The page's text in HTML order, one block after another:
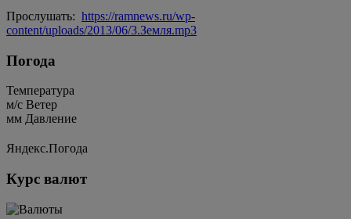
Прослушать: https://ramnews.ru/wp-
content/uploads/2013/06/3.Земля.mp3
Погода
Температура
м/c Ветер
мм Давление
Яндекс.Погода
Курс валют